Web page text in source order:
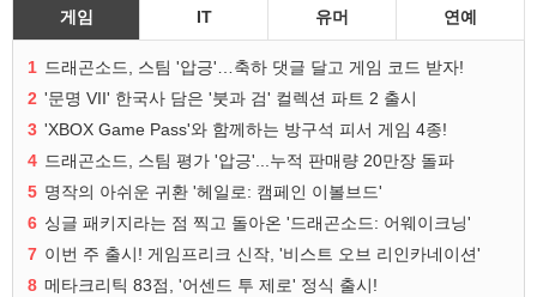
게임 IT 유머 연예
1 드래곤소드, 스팀 '압긍'…축하 댓글 달고 게임 코드 받자!
2 '문명 VII' 한국사 담은 '붓과 검' 컬렉션 파트 2 출시
3 'XBOX Game Pass'와 함께하는 방구석 피서 게임 4종!
4 드래곤소드, 스팀 평가 '압긍'...누적 판매량 20만장 돌파
5 명작의 아쉬운 귀환 '헤일로: 캠페인 이볼브드'
6 싱글 패키지라는 점 찍고 돌아온 '드래곤소드: 어웨이크닝'
7 이번 주 출시! 게임프리크 신작, '비스트 오브 리인카네이션'
8 메타크리틱 83점, '어센드 투 제로' 정식 출시!